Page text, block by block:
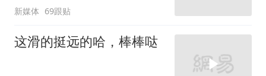
新媒体 69跟贴
这滑的挺远的哈，棒棒哒